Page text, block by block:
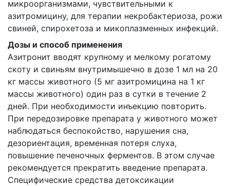
микроорганизмами, чувствительными к
азитромицину, для терапии некробактериоза, рожи
свиней, спирохетоза и микоплазменных инфекций.
Дозы и способ применения
Азитронит вводят крупному и мелкому рогатому
скоту и свиньям внутримышечно в дозе 1 мл на 20
кг массы животного (5 мг азитромицина на 1 кг
массы животного) один раз в сутки в течение 2
дней. При необходимости инъекцию повторить.
При передозировке препарата у животного может
наблюдаться беспокойство, нарушения сна,
дезориентация, временная потеря слуха,
повышение печеночных ферментов. В этом случае
рекомендуется прекратить введение препарата.
Специфические средства детоксикации